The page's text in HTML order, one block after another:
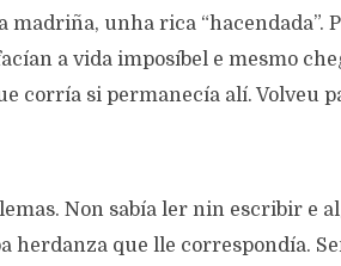
madriña, unha rica “hacendada”.
a vida imposíbel e mesmo
corría si permanecía alí. Volveu
Non sabía ler nin escribir e
herdanza que lle correspondía.